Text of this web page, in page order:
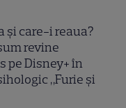
și care-i reaua?
revine
pe Disney+ în
„Furie și